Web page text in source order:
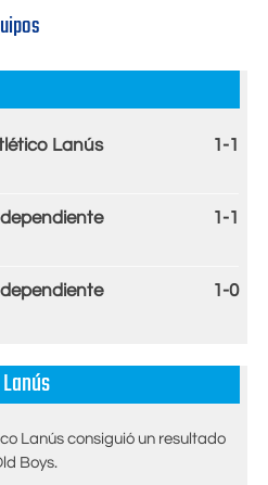
Lanús 1-1
1-1
1-0
Lanús consiguió un resultado
Boys.